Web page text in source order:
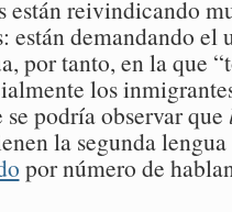
están reivindicando
están demandando el
por tanto, en la que
los
podría observar que
la segunda
por número de